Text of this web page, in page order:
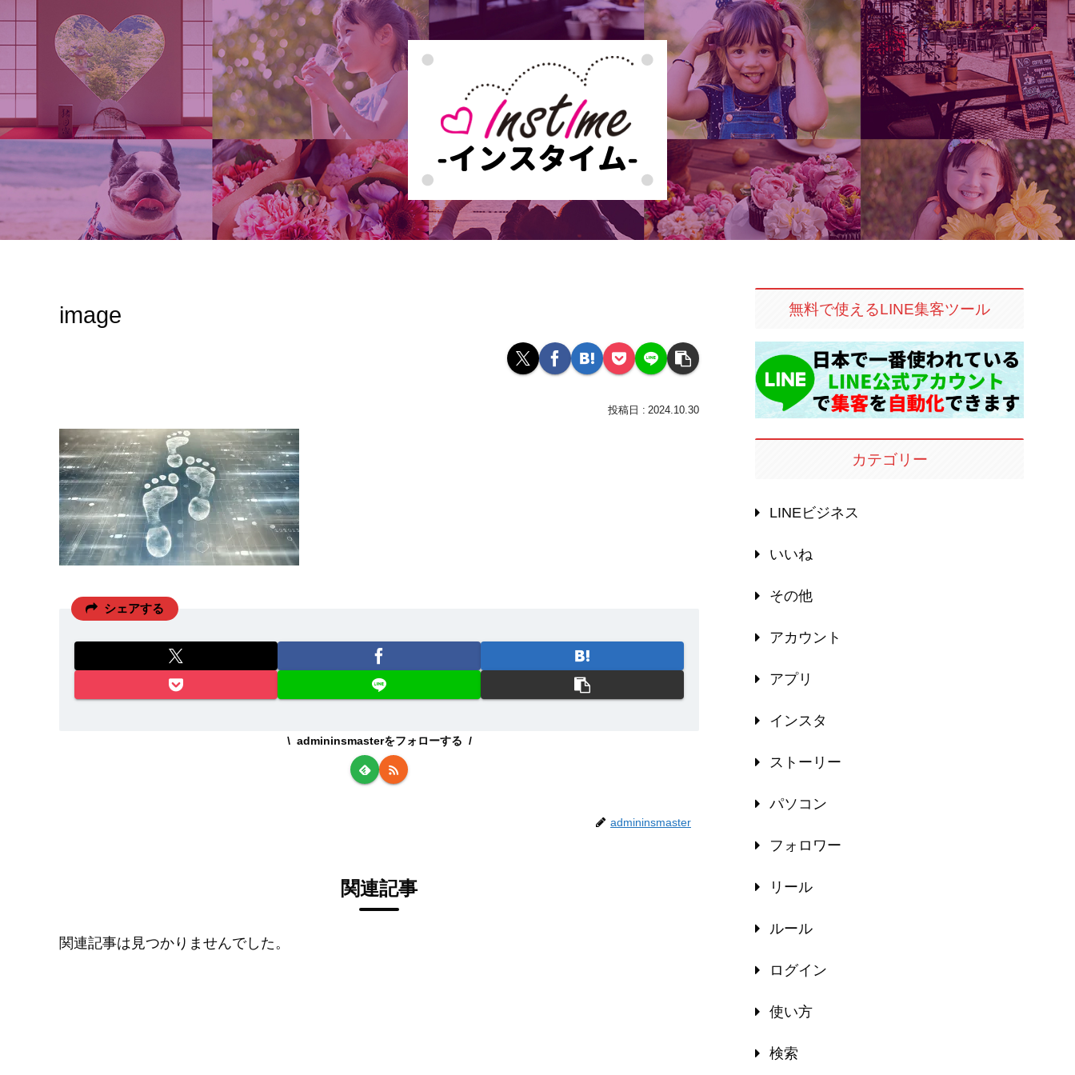
image
2024.10.30
シェアする
admininsmasterをフォローする
admininsmaster
関連記事
関連記事は見つかりませんでした。
無料で使えるLINE集客ツール
カテゴリー
LINEビジネス
いいね
その他
アカウント
アプリ
インスタ
ストーリー
パソコン
フォロワー
リール
ルール
ログイン
使い方
検索